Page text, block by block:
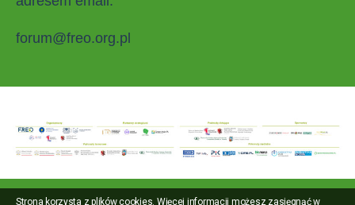
forum@freo.org.pl
Strona korzysta z plików cookies. Więcej informacji możesz zasięgnąć w